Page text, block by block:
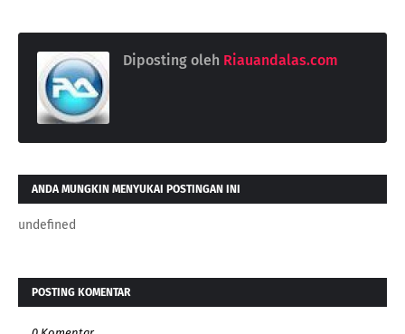
Diposting oleh Riauandalas.com
ANDA MUNGKIN MENYUKAI POSTINGAN INI
undefined
POSTING KOMENTAR